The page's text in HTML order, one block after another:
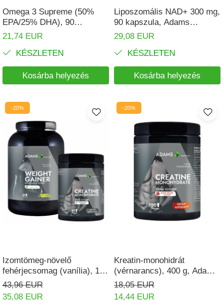
Omega 3 Supreme (50%
EPA/25% DHA), 90
kapszula, Adams
Supplements
21,74 EUR
KÉSZLETEN
Kosárba helyezés
Liposzomális NAD+ 300 mg,
90 kapszula, Adams
Supplements
29,08 EUR
KÉSZLETEN
Kosárba helyezés
-20%
Izomtömeg-növelő
fehérjecsomag (vanília), 1,5
kg + kreatin
43,96 EUR
35,08 EUR
-20%
Kreatin-monohidrát
(vérnarancs), 400 g, Adams
Supplements
18,05 EUR
14,44 EUR